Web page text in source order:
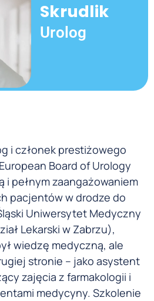
Skrudlik
Urolog
i członek prestiżowego
Board of Urology
i pełnym zaangażowaniem
pacjentów w drodze do
Uniwersytet Medyczny
Lekarski w Zabrzu),
wiedzę medyczną, ale
stronie – jako asystent
zajęcia z farmakologii i
medycyny. Szkolenie